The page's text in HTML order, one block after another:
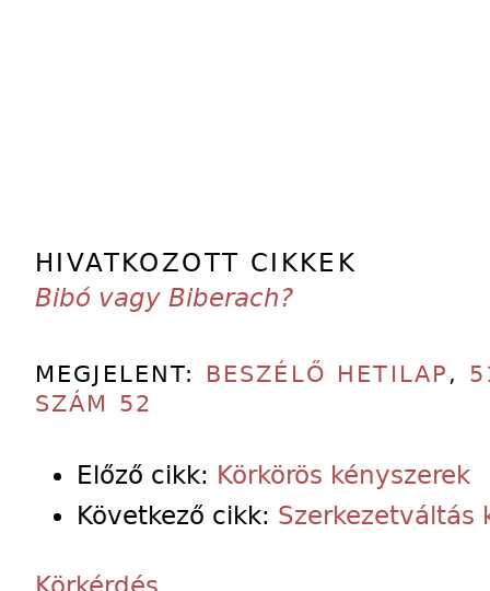
HIVATKOZOTT CIKKEK
Bibó vagy Biberach?
MEGJELENT: BESZÉLŐ HETILAP ,
SZÁM 52
Előző cikk: Körkörös kényszerek
Következő cikk: Szerkezetváltás